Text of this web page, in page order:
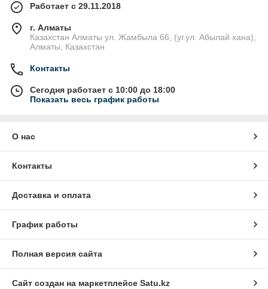
Работает с 29.11.2018
г. Алматы
Казахстан Алматы ул. Жамбыла 66, (уг.ул. Абылай хана),
Алматы, Казахстан
Контакты
Сегодня работает с 10:00 до 18:00
Показать весь график работы
О нас
Контакты
Доставка и оплата
График работы
Полная версия сайта
Сайт создан на маркетплейсе Satu.kz